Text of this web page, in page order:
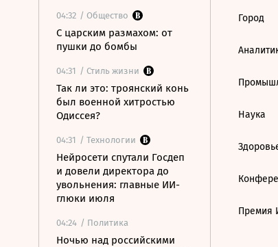
04:32 / Общество
С царским размахом: от
пушки до бомбы
04:31 / Стиль жизни
Так ли это: троянский конь
был военной хитростью
Одиссея?
04:31 / Технологии
Нейросети спутали Госдеп
и довели директора до
увольнения: главные ИИ-
глюки июля
04:24 / Политика
Ночью над российскими
Город
Наука
Премия